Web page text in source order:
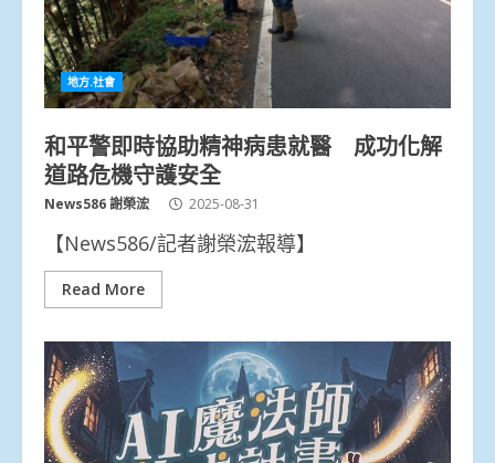
地方.社會
和平警即時協助精神病患就醫 成功化解
道路危機守護安全
News586 謝榮浤 2025-08-31
【News586/記者謝榮浤報導】
Read More